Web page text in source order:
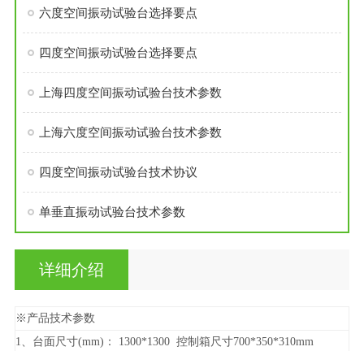
六度空间振动试验台选择要点
四度空间振动试验台选择要点
上海四度空间振动试验台技术参数
上海六度空间振动试验台技术参数
四度空间振动试验台技术协议
单垂直振动试验台技术参数
详细介绍
※产品技术参数
1、台面尺寸(mm)： 1300*1300 控制箱尺寸700*350*310mm